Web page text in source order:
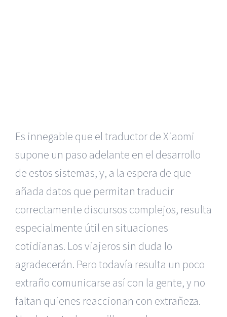
Es innegable que el traductor de Xiaomi
supone un paso adelante en el desarrollo
de estos sistemas, y, a la espera de que
añada datos que permitan traducir
correctamente discursos complejos, resulta
especialmente útil en situaciones
cotidianas. Los viajeros sin duda lo
agradecerán. Pero todavía resulta un poco
extraño comunicarse así con la gente, y no
faltan quienes reaccionan con extrañeza.